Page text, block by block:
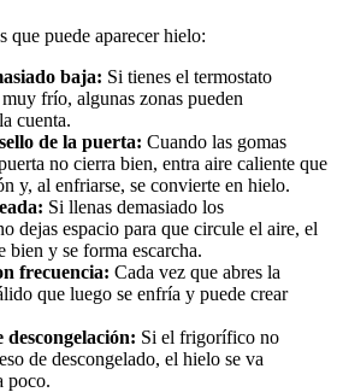
que puede aparecer hielo:
baja: Si tienes el termostato
frío, algunas zonas pueden
cuenta.
de la puerta: Cuando las gomas
no cierra bien, entra aire caliente que
y, al enfriarse, se convierte en hielo.
Si llenas demasiado los
dejas espacio para que circule el aire, el
bien y se forma escarcha.
frecuencia: Cada vez que abres la
que luego se enfría y puede crear
descongelación: Si el frigorífico no
de descongelado, el hielo se va
poco.